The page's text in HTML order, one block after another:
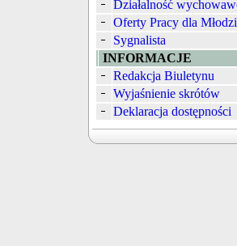
Działalność
Oferty Pracy dla
Sygnalista
INFORMACJE
Redakcja Biuletynu
Wyjaśnienie skrótów
Deklaracja dostępności